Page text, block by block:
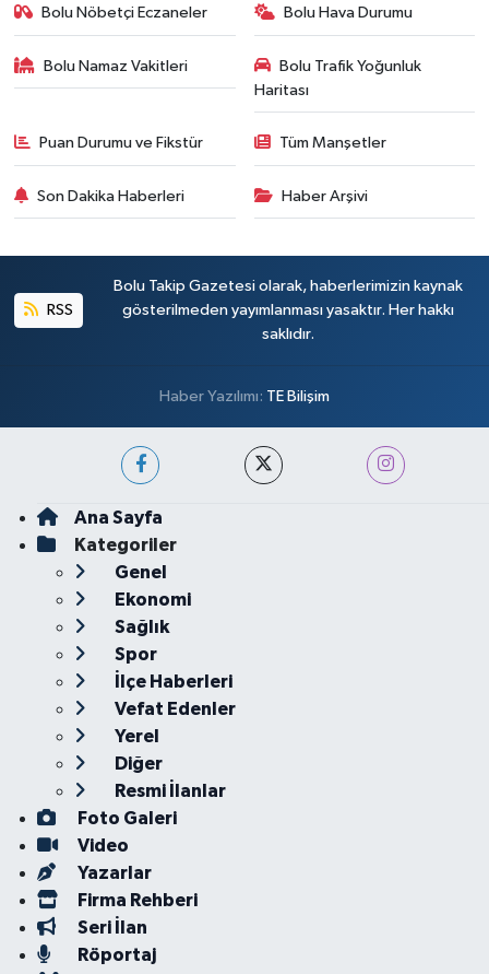
Bolu Nöbetçi Eczaneler Bolu Hava Durumu
Bolu Namaz Vakitleri
Bolu Trafik Yoğunluk
Haritası
Puan Durumu ve Fikstür Tüm Manşetler
Son Dakika Haberleri Haber Arşivi
RSS
Bolu Takip Gazetesi olarak, haberlerimizin kaynak
gösterilmeden yayımlanması yasaktır. Her hakkı
saklıdır.
Haber Yazılımı: TE Bilişim
Ana Sayfa
Kategoriler
Genel
Ekonomi
Sağlık
Spor
İlçe Haberleri
Vefat Edenler
Yerel
Diğer
Resmi İlanlar
Foto Galeri
Video
Yazarlar
Firma Rehberi
Seri İlan
Röportaj